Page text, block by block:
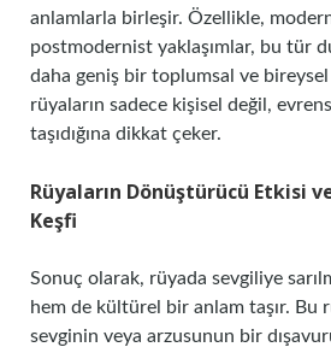
anlamlarla birleşir. Özellikle,
postmodernist yaklaşımlar, bu tür
daha geniş bir toplumsal ve
rüyaların sadece kişisel değil,
taşıdığına dikkat çeker.
Rüyaların Dönüştürücü Etkisi
Keşfi
Sonuç olarak, rüyada sevgiliye
hem de kültürel bir anlam taşır. Bu
sevginin veya arzusunun bir